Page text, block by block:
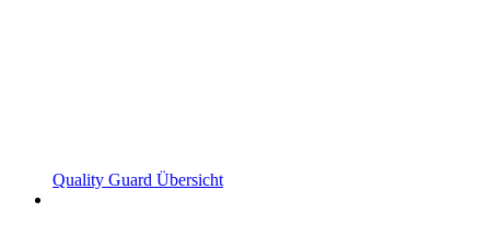
Quality Guard Übersicht